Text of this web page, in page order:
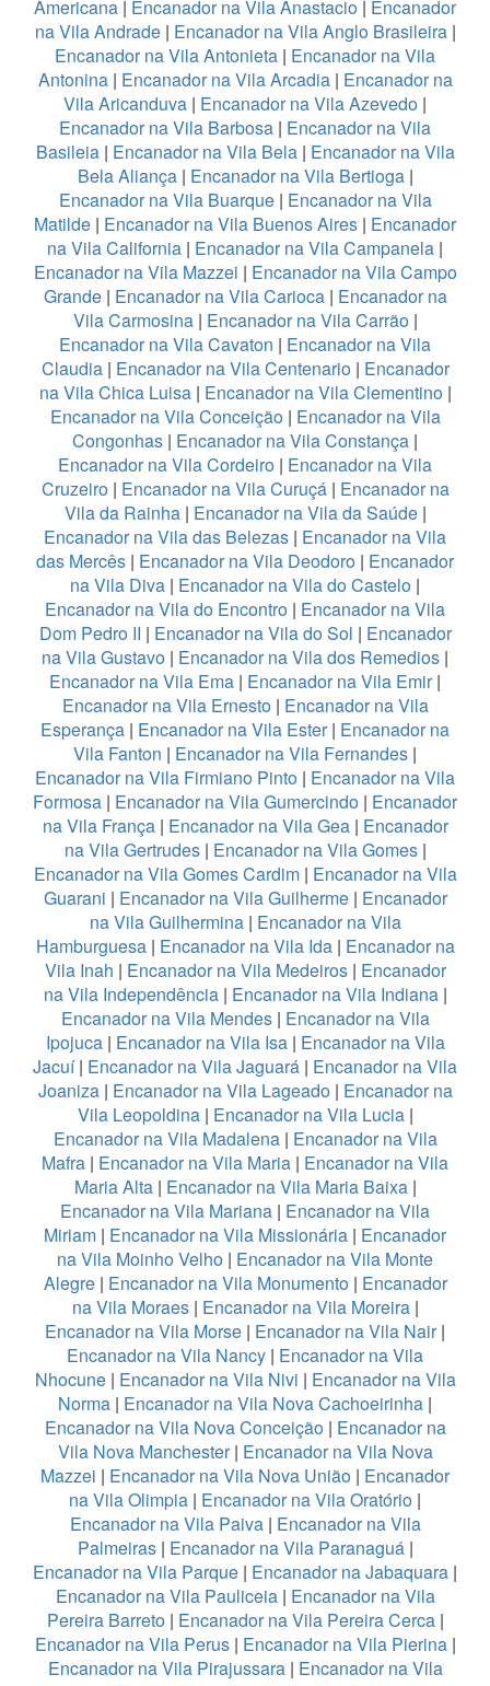
Americana | Encanador na Vila Anastacio | Encanador
na Vila Andrade| Encanador na Vila Anglo Brasileira|
Encanador na Vila Antonieta | Encanador na Vila
Antonina| Encanador na Vila Arcadia | Encanador na
Vila Aricanduva | Encanador na Vila Azevedo |
Encanador na Vila Barbosa | Encanador na Vila
Basileia| Encanador na Vila Bela| Encanador na Vila
Bela Aliança| Encanador na Vila Bertioga|
Encanador na Vila Buarque| Encanador na Vila
Matilde | Encanador na Vila Buenos Aires | Encanador
na Vila California | Encanador na Vila Campanela |
Encanador na Vila Mazzei | Encanador na Vila Campo
Grande| Encanador na Vila Carioca| Encanador na
Vila Carmosina| Encanador na Vila Carrão|
Encanador na Vila Cavaton | Encanador na Vila
Claudia| Encanador na Vila Centenario| Encanador
na Vila Chica Luisa | Encanador na Vila Clementino|
Encanador na Vila Conceição| Encanador na Vila
Congonhas | Encanador na Vila Constança |
Encanador na Vila Cordeiro | Encanador na Vila
Cruzeiro | Encanador na Vila Curuçá | Encanador na
Vila da Rainha | Encanador na Vila da Saúde|
Encanador na Vila das Belezas | Encanador na Vila
das Mercês | Encanador na Vila Deodoro | Encanador
na Vila Diva | Encanador na Vila do Castelo |
Encanador na Vila do Encontro | Encanador na Vila
Dom Pedro II | Encanador na Vila do Sol | Encanador
na Vila Gustavo | Encanador na Vila dos Remedios |
Encanador na Vila Ema | Encanador na Vila Emir|
Encanador na Vila Ernesto| Encanador na Vila
Esperança | Encanador na Vila Ester| Encanador na
Vila Fanton | Encanador na Vila Fernandes |
Encanador na Vila Firmiano Pinto | Encanador na Vila
Formosa | Encanador na Vila Gumercindo | Encanador
na Vila França| Encanador na Vila Gea| Encanador
na Vila Gertrudes| Encanador na Vila Gomes|
Encanador na Vila Gomes Cardim| Encanador na Vila
Guarani | Encanador na Vila Guilherme| Encanador
na Vila Guilhermina| Encanador na Vila
Hamburguesa| Encanador na Vila Ida| Encanador na
Vila Inah | Encanador na Vila Medeiros| Encanador
na Vila Independência| Encanador na Vila Indiana|
Encanador na Vila Mendes| Encanador na Vila
Ipojuca| Encanador na Vila Isa| Encanador na Vila
Jacuí| Encanador na Vila Jaguará | Encanador na Vila
Joaniza| Encanador na Vila Lageado| Encanador na
Vila Leopoldina| Encanador na Vila Lucia|
Encanador na Vila Madalena| Encanador na Vila
Mafra | Encanador na Vila Maria | Encanador na Vila
Maria Alta| Encanador na Vila Maria Baixa|
Encanador na Vila Mariana | Encanador na Vila
Miriam | Encanador na Vila Missionária | Encanador
na Vila Moinho Velho | Encanador na Vila Monte
Alegre| Encanador na Vila Monumento| Encanador
na Vila Moraes| Encanador na Vila Moreira|
Encanador na Vila Morse | Encanador na Vila Nair|
Encanador na Vila Nancy | Encanador na Vila
Nhocune| Encanador na Vila Nivi | Encanador na Vila
Norma | Encanador na Vila Nova Cachoeirinha |
Encanador na Vila Nova Conceição| Encanador na
Vila Nova Manchester| Encanador na Vila Nova
Mazzei | Encanador na Vila Nova União | Encanador
na Vila Olimpia | Encanador na Vila Oratório |
Encanador na Vila Paiva| Encanador na Vila
Palmeiras| Encanador na Vila Paranaguá|
Encanador na Vila Parque | Encanador na Jabaquara |
Encanador na Vila Pauliceia| Encanador na Vila
Pereira Barreto| Encanador na Vila Pereira Cerca|
Encanador na Vila Perus| Encanador na Vila Pierina|
Encanador na Vila Pirajussara| Encanador na Vila